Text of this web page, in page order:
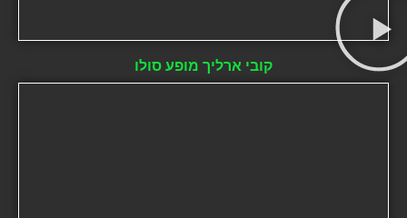
קובי ארליך מופע סולו